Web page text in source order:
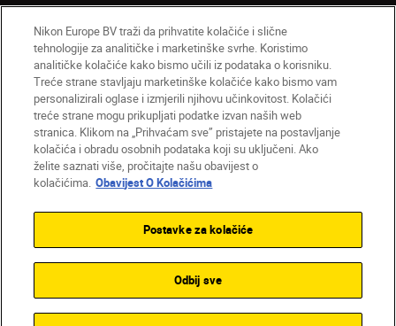
HR Nikon Sites
Obratite nam se
Obavijest o zaštiti privatnosti
Uvjeti upotrebe
Obavijest o kolačićima
Postavke kolačića
© 2026 Nikon
Back to top
Nikon Europe BV traži da prihvatite kolačiće i slične
tehnologije za analitičke i marketinške svrhe. Koristimo
analitičke kolačiće kako bismo učili iz podataka o korisniku.
Treće strane stavljaju marketinške kolačiće kako bismo vam
personalizirali oglase i izmjerili njihovu učinkovitost. Kolačići
treće strane mogu prikupljati podatke izvan naših web
stranica. Klikom na „Prihvaćam sve” pristajete na postavljanje
kolačića i obradu osobnih podataka koji su uključeni. Ako
želite saznati više, pročitajte našu obavijest o
kolačićima. Obavijest O Kolačićima
Postavke za kolačiće
Odbij sve